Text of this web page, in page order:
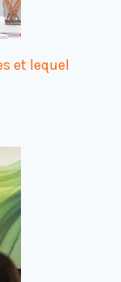
et lequel